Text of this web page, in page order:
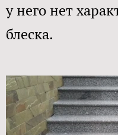
у него нет
блеска.​